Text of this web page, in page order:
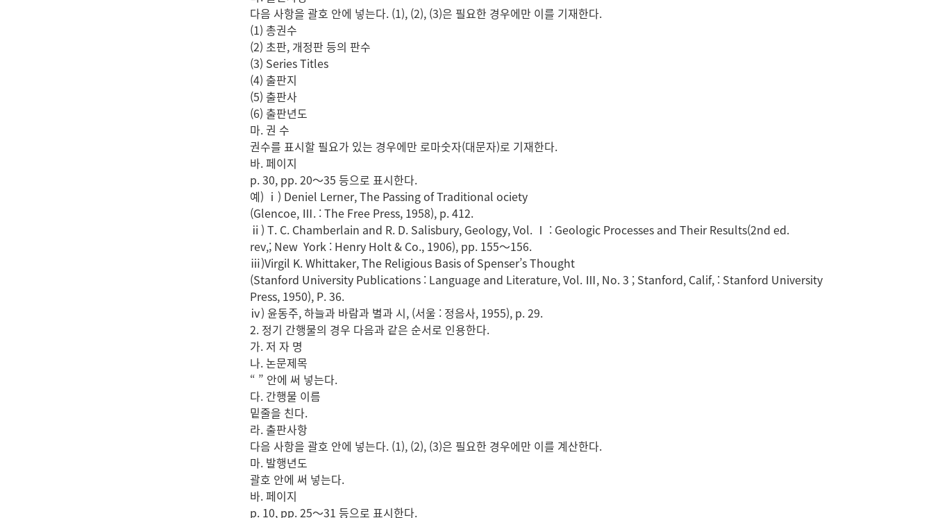
다음 사항을 괄호 안에 넣는다. (1), (2), (3)은 필요한 경우에만 이를 기재한다.
(1) 총권수
(2) 초판, 개정판 등의 판수
(3) Series Titles
(4) 출판지
(5) 출판사
(6) 출판년도
마. 권 수
권수를 표시할 필요가 있는 경우에만 로마숫자(대문자)로 기재한다.
바. 페이지
p. 30, pp. 20～35 등으로 표시한다.
예) ⅰ) Deniel Lerner, The Passing of Traditional ociety
(Glencoe, Ⅲ. : The Free Press, 1958), p. 412.
ⅱ) T. C. Chamberlain and R. D. Salisbury, Geology, Vol. Ⅰ : Geologic Processes and Their Results(2nd ed.
rev,; New York : Henry Holt & Co., 1906), pp. 155～156.
ⅲ)Virgil K. Whittaker, The Religious Basis of Spenser’s Thought
(Stanford University Publications : Language and Literature, Vol. Ⅲ, No. 3 ; Stanford, Calif, : Stanford University
Press, 1950), P. 36.
ⅳ) 윤동주, 하늘과 바람과 별과 시, (서울 : 정음사, 1955), p. 29.
2. 정기 간행물의 경우 다음과 같은 순서로 인용한다.
가. 저 자 명
나. 논문제목
“ ” 안에 써 넣는다.
다. 간행물 이름
밑줄을 친다.
라. 출판사항
다음 사항을 괄호 안에 넣는다. (1), (2), (3)은 필요한 경우에만 이를 계산한다.
마. 발행년도
괄호 안에 써 넣는다.
바. 페이지
p. 10, pp. 25～31 등으로 표시한다.